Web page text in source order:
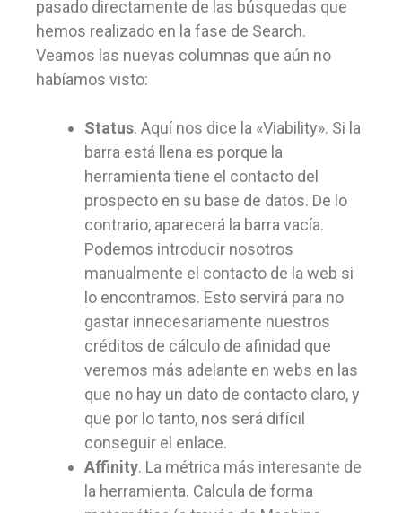
pasado directamente de las búsquedas que
hemos realizado en la fase de Search.
Veamos las nuevas columnas que aún no
habíamos visto:
Status. Aquí nos dice la «Viability». Si la
barra está llena es porque la
herramienta tiene el contacto del
prospecto en su base de datos. De lo
contrario, aparecerá la barra vacía.
Podemos introducir nosotros
manualmente el contacto de la web si
lo encontramos. Esto servirá para no
gastar innecesariamente nuestros
créditos de cálculo de afinidad que
veremos más adelante en webs en las
que no hay un dato de contacto claro, y
que por lo tanto, nos será difícil
conseguir el enlace.
Affinity. La métrica más interesante de
la herramienta. Calcula de forma